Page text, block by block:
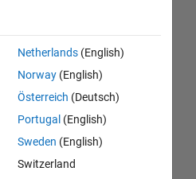
Netherlands(English)
Norway(English)
Österreich (Deutsch)
Portugal (English)
Sweden (English)
Switzerland